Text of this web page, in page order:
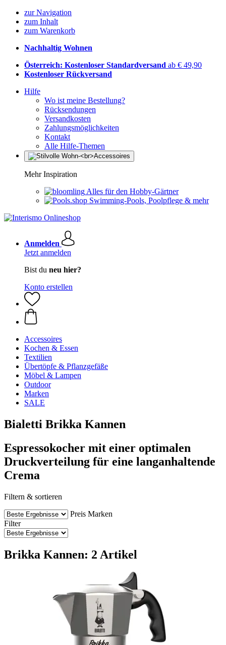
zur Navigation
zum Inhalt
zum Warenkorb
Nachhaltig Wohnen
Österreich: Kostenloser Standardversand ab € 49,90
Kostenloser Rückversand
Hilfe
Wo ist meine Bestellung?
Rücksendungen
Versandkosten
Zahlungsmöglichkeiten
Kontakt
Alle Hilfe-Themen
Mehr Inspiration
Alles für den Hobby-Gärtner
Swimming-Pools, Poolpflege & mehr
Anmelden
Jetzt anmelden
Bist du neu hier?
Konto erstellen
Accessoires
Kochen & Essen
Textilien
Übertöpfe & Pflanzgefäße
Möbel & Lampen
Outdoor
Marken
SALE
Bialetti Brikka Kannen
Espressokocher mit einer optimalen
Druckverteilung für eine langanhaltende
Crema
Filtern & sortieren
Preis Marken
Filter
Brikka Kannen: 2 Artikel